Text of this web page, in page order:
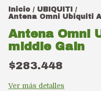
Inicio / UBIQUITI
/
Antena Omni Ubiquiti
Antena Omni
middle Gain
$283.448
Ver más detalles